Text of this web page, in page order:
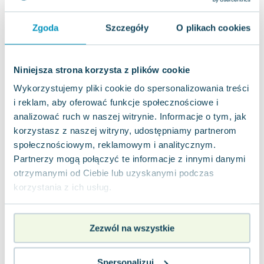
Zgoda Szczegóły O plikach cookies
Niniejsza strona korzysta z plików cookie
Wykorzystujemy pliki cookie do spersonalizowania treści
i reklam, aby oferować funkcje społecznościowe i
analizować ruch w naszej witrynie. Informacje o tym, jak
korzystasz z naszej witryny, udostępniamy partnerom
społecznościowym, reklamowym i analitycznym.
Partnerzy mogą połączyć te informacje z innymi danymi
otrzymanymi od Ciebie lub uzyskanymi podczas
korzystania z ich usług.
Zezwól na wszystkie
Lucinda Riley